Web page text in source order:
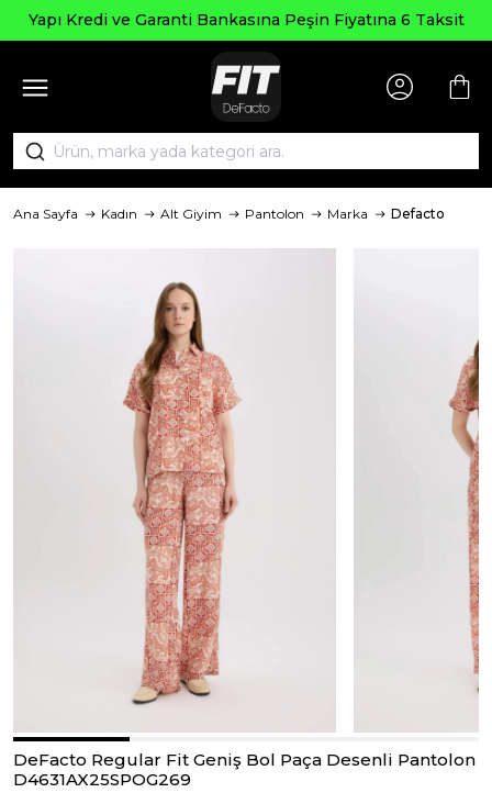
Yapı Kredi ve Garanti Bankasına Peşin Fiyatına 6 Taksit
Ana Sayfa Kadın Alt Giyim Pantolon Marka Defacto
DeFacto Regular Fit Geniş Bol Paça Desenli Pantolon
D4631AX25SPOG269